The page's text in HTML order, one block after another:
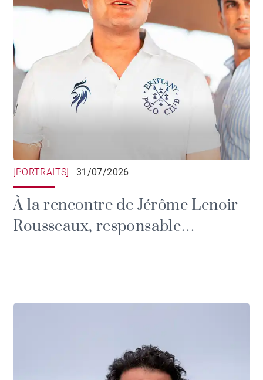
[PORTRAITS] 31/07/2026
À la rencontre de Jérôme Lenoir-
Rousseaux, responsable